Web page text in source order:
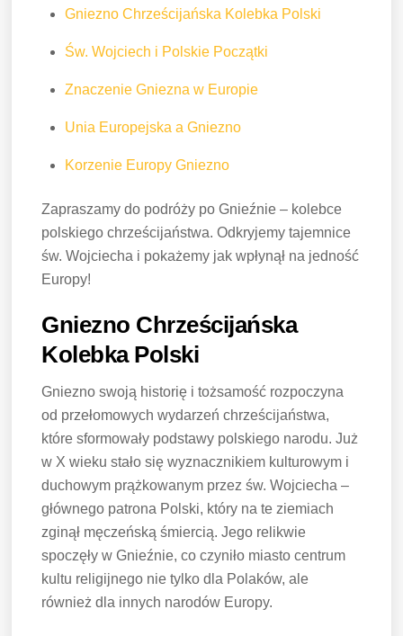
Gniezno Chrześcijańska Kolebka Polski
Św. Wojciech i Polskie Początki
Znaczenie Gniezna w Europie
Unia Europejska a Gniezno
Korzenie Europy Gniezno
Zapraszamy do podróży po Gnieźnie – kolebce
polskiego chrześcijaństwa. Odkryjemy tajemnice
św. Wojciecha i pokażemy jak wpłynął na jedność
Europy!
Gniezno Chrześcijańska
Kolebka Polski
Gniezno swoją historię i tożsamość rozpoczyna
od przełomowych wydarzeń chrześcijaństwa,
które sformowały podstawy polskiego narodu. Już
w X wieku stało się wyznacznikiem kulturowym i
duchowym prążkowanym przez św. Wojciecha –
głównego patrona Polski, który na te ziemiach
zginął męczeńską śmiercią. Jego relikwie
spoczęły w Gnieźnie, co czyniło miasto centrum
kultu religijnego nie tylko dla Polaków, ale
również dla innych narodów Europy.